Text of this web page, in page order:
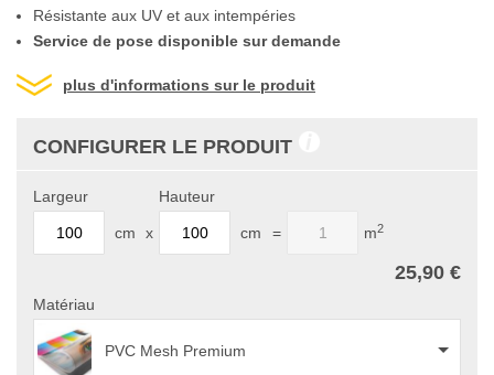
Résistante aux UV et aux intempéries
Service de pose disponible sur demande
plus d'informations sur le produit
CONFIGURER LE PRODUIT
Largeur
cm x
Hauteur
cm = m2
25,90 €
Matériau
PVC Mesh Premium